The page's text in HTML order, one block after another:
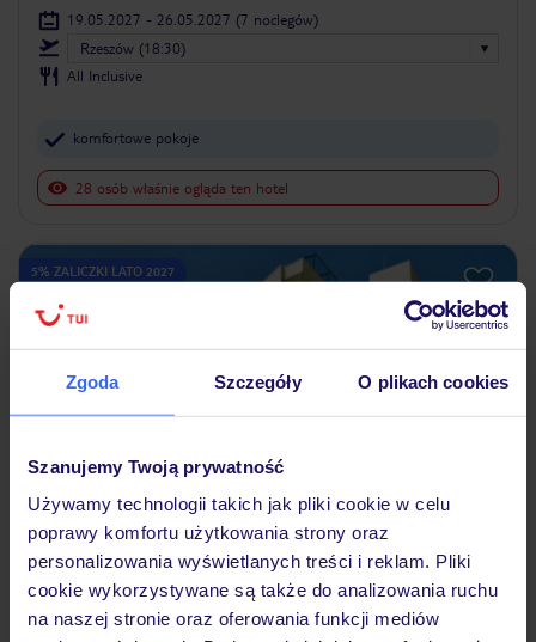
Zgoda Szczegóły O plikach cookies
Szanujemy Twoją prywatność
Używamy technologii takich jak pliki cookie w celu
poprawy komfortu użytkowania strony oraz
personalizowania wyświetlanych treści i reklam. Pliki
cookie wykorzystywane są także do analizowania ruchu
na naszej stronie oraz oferowania funkcji mediów
19.05.2027 - 26.05.2027 (7 noclegów)
Rzeszów (18:30)
All Inclusive
komfortowe pokoje
28 osób właśnie ogląda ten hotel
5% ZALICZKI LATO 2027
Hotel La Vitas
TURCJA RIWIERA TURECKA SIDE-KUMKÖY